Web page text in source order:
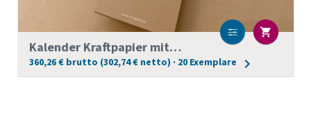
Kalender Kraftpapier mit Weißdruck DIN lang
360,26 € brutto (302,74 € netto) · 20 Exemplare